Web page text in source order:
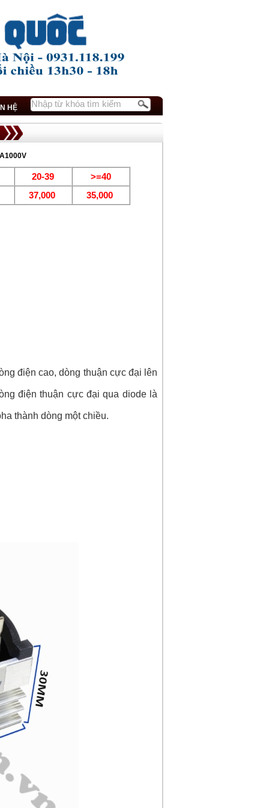
HỆ
20-39
>=40
37,000 35,000
điện cao, dòng thuận cực đại lên
điện thuận cực đại qua diode là
thành dòng một chiều.